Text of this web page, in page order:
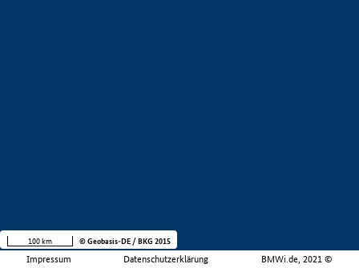
Impressum Datenschutzerklärung BMWi.de, 2021 ©
100 km © Geobasis-DE / BKG 2015